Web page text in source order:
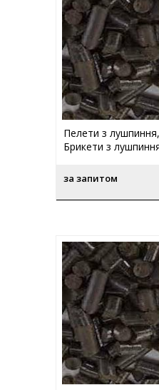
Пелети з
Брикети з
за запитом